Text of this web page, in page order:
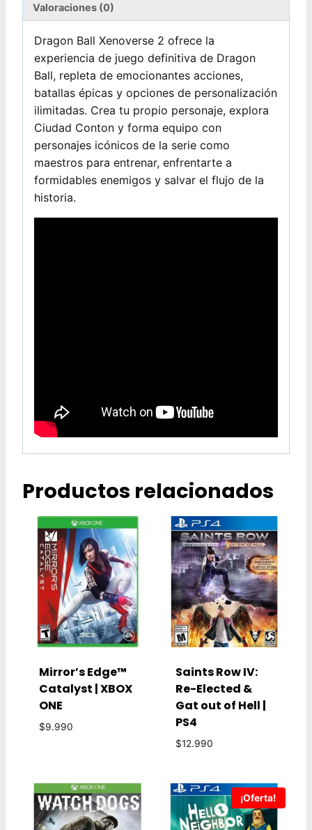
Valoraciones (0)
Dragon Ball Xenoverse 2 ofrece la
experiencia de juego definitiva de Dragon
Ball, repleta de emocionantes acciones,
batallas épicas y opciones de personalización
ilimitadas. Crea tu propio personaje, explora
Ciudad Conton y forma equipo con
personajes icónicos de la serie como
maestros para entrenar, enfrentarte a
formidables enemigos y salvar el flujo de la
historia.
Productos relacionados
Mirror’s Edge™
Catalyst | XBOX
ONE
$9.990
Saints Row IV:
Re-Elected &
Gat out of Hell |
PS4
$12.990
¡Oferta!